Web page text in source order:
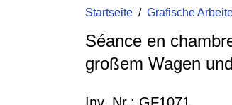
Startseite / Grafische
Séance en
großem Wagen